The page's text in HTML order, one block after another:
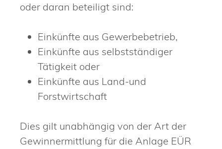
oder daran beteiligt sind:
Einkünfte aus Gewerbebetrieb,
Einkünfte aus selbstständiger
Tätigkeit oder
Einkünfte aus Land-und
Forstwirtschaft
Dies gilt unabhängig von der Art der
Gewinnermittlung für die Anlage EÜR